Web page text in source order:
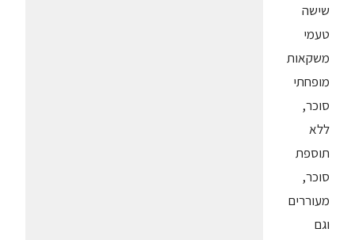
שישה
טעמי
משקאות
מופחתי
סוכר,
ללא
תוספת
סוכר,
מעוררים
וגם